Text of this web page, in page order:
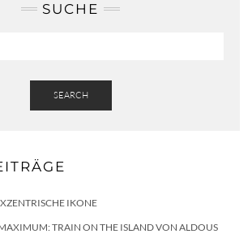
SUCHE
SEARCH
IKONE
TRAIN ON THE ISLAND VON ALDOUS